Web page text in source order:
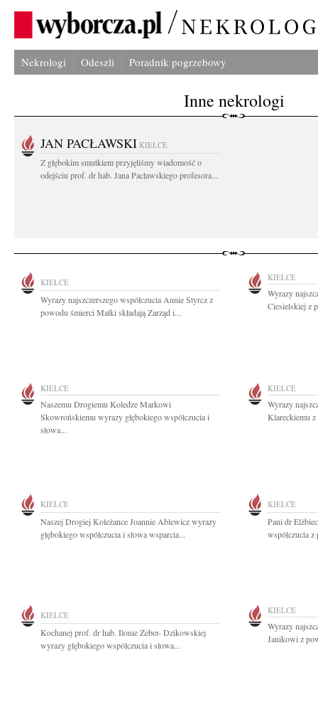
Nekrologi Odeszli Poradnik pogrzebowy
Inne nekrologi
JAN PACŁAWSKI KIELCE
Z głębokim smutkiem przyjęliśmy wiadomość o
odejściu prof. dr hab. Jana Pacławskiego profesora...
KIELCE
Wyrazy najszczerszego współczucia Annie Styrcz z
powodu śmierci Matki składają Zarząd i...
KIELCE
Wyrazy
Ciesielskiej z
KIELCE
Naszemu Drogiemu Koledze Markowi
Skowrońskiemu wyrazy głębokiego współczucia i
słowa...
KIELCE
Wyrazy
Klareckiemu z
KIELCE
Naszej Drogiej Koleżance Joannie Ablewicz wyrazy
głębokiego współczucia i słowa wsparcia...
KIELCE
Pani dr
współczucia
KIELCE
Kochanej prof. dr hab. Ilonie Żeber- Dzikowskiej
wyrazy głębokiego współczucia i słowa...
KIELCE
Wyrazy
Janikowi z